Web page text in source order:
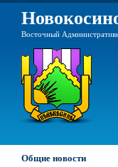
Восточный
Общие новости